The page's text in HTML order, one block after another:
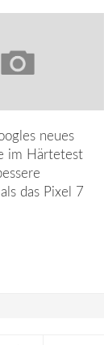
neues
im Härtetest
das Pixel 7